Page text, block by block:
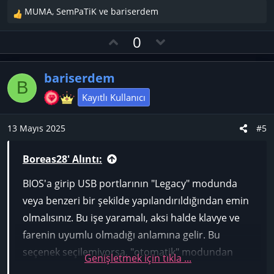
T
e
k
l
MUMA, SemPaTiK ve bariserdem
O
y
a
0
o
o
B bariserdem
Kayıtlı Kullanıcı
13 Mayıs 2025 #5
Boreas28' Alıntı:
BIOS'a girip USB portlarının "Legacy" modunda
veya benzeri bir şekilde yapılandırıldığından emin
olmalısınız. Bu işe yaramalı, aksi halde klavye ve
farenin uyumlu olmadığı anlamına gelir. Bu
seçenek seçilemiyorsa, "otomatik" modundan
Genişletmek için tıkla ...